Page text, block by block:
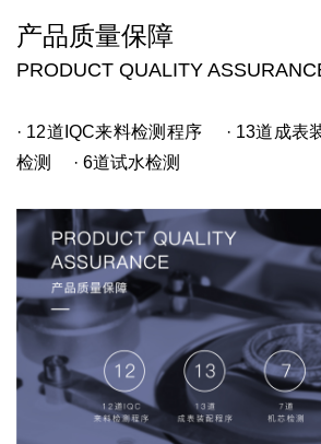
产品质量保障
PRODUCT QUALITY
· 12道IQC来料检测程序 · 13道成
检测 · 6道试水检测